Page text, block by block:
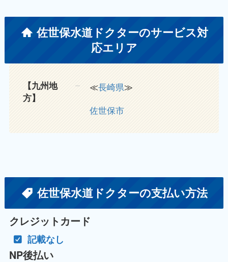
佐世保水道ドクターのサービス対
応エリア
【九州地
方】
≪長崎県≫
佐世保市
佐世保水道ドクターの支払い方法
クレジットカード
記載なし
NP後払い